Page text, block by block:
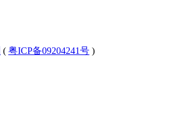
( 粤ICP备09204241号 )